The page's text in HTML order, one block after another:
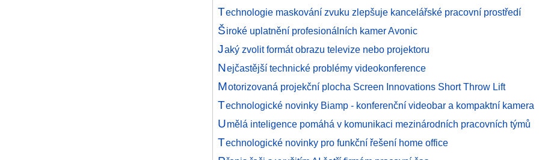
Technologie maskování zvuku zlepšuje kancelářské pracovní prostředí
Široké uplatnění profesionálních kamer Avonic
Jaký zvolit formát obrazu televize nebo projektoru
Nejčastější technické problémy videokonference
Motorizovaná projekční plocha Screen Innovations Short Throw Lift
Technologické novinky Biamp - konferenční videobar a kompaktní kamera
Umělá inteligence pomáhá v komunikaci mezinárodních pracovních týmů
Technologické novinky pro funkční řešení home office